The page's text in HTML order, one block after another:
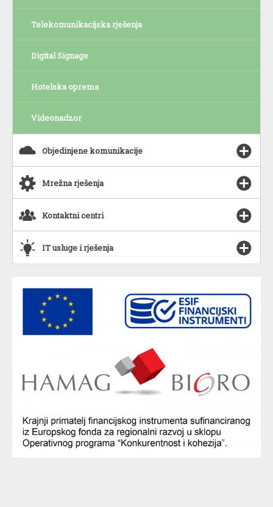
Telekomunikacijska rješenja
Digital Signage
Hotelska oprema
Videonadzor
s Objedinjene komunikacije
a Mrežna rješenja
o Kontaktni centri
` IT usluge i rješenja